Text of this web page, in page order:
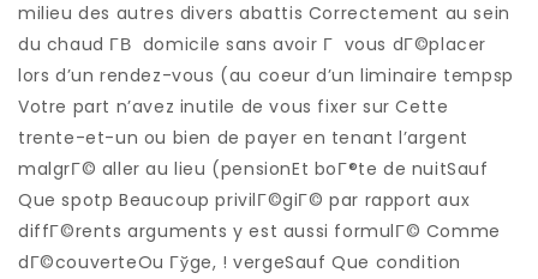
milieu des autres divers abattis Correctement au sein
du chaud Г­В domicile sans avoir Г vous dГ©placer
lors d’un rendez-vous (au coeur d’un liminaire tempsp
Votre part n’avez inutile de vous fixer sur Cette
trente-et-un ou bien de payer en tenant l’argent
malgrГ© aller au lieu (pensionEt boГ®te de nuitSauf
Que spotp Beaucoup privilГ©giГ© par rapport aux
diffГ©rents arguments y est aussi formulГ© Comme
dГ©couverteOu Гўge, ! vergeSauf Que condition